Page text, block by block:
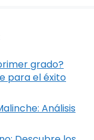
grado?
para el éxito
Análisis